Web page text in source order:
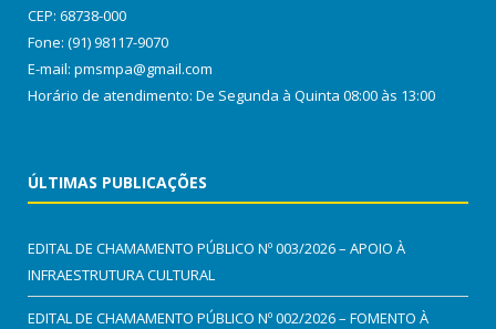
CEP: 68738-000
Fone: (91) 98117-9070
E-mail: pmsmpa@gmail.com
Horário de atendimento: De Segunda à Quinta 08:00 às 13:00
ÚLTIMAS PUBLICAÇÕES
EDITAL DE CHAMAMENTO PÚBLICO Nº 003/2026 – APOIO À
INFRAESTRUTURA CULTURAL
EDITAL DE CHAMAMENTO PÚBLICO Nº 002/2026 – FOMENTO À